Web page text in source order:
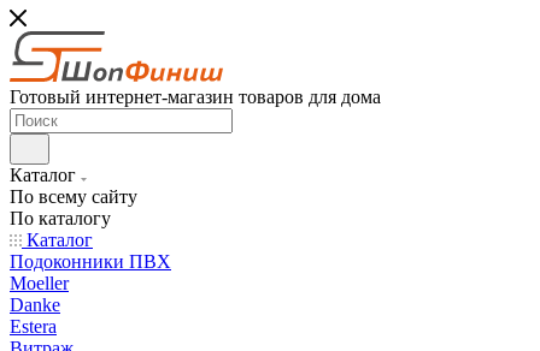
Готовый интернет-магазин товаров для дома
Каталог
По всему сайту
По каталогу
Каталог
Подоконники ПВХ
Moeller
Danke
Estera